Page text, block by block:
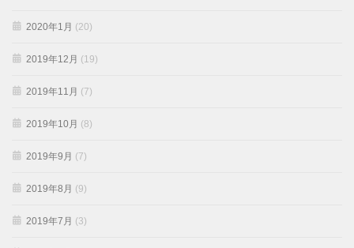
2020年1月 (20)
2019年12月 (19)
2019年11月 (7)
2019年10月 (8)
2019年9月 (7)
2019年8月 (9)
2019年7月 (3)